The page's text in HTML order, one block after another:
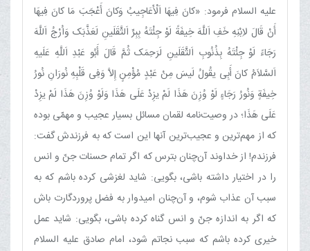
علیه السلام فرمود: «کانَ فِیهَا اَلْأَعَاجِیبُ وَکانَ أَعْجَبَ مَا کانَ فِیهَا
أَنْ قَالَ لاِبْنِهِ خَفِ اَللَّهَ خِیفَةً لَوْ جِئْتَهُ بِبِرِّ اَلثَّقَلَینِ لَعَذَّبَک وَاُرْجُ اَللَّهَ
رَجَاءً لَوْ جِئْتَهُ بِذُنُوبِ اَلثَّقَلَینِ لَرَحِمَک ثُمَّ قَالَ أَبُو عَبْدِ اَللَّهِ عَلَیهِ
اَلسَّلاَمُ کانَ أَبِی یقُولُ لَیسَ مِنْ عَبْدٍ مُؤْمِنٍ إِلاَّ وَفِی قَلْبِهِ نُورَانِ نُورُ
خِیفَةٍ وَنُورُ رَجَاءٍ لَوْ وُزِنَ هَذَا لَمْ یزِدْ عَلَی هَذَا وَلَوْ وُزِنَ هَذَا لَمْ یزِدْ
عَلَی هَذَا؛ در وصیت‌نامه لقمان مسائل بسیار عجیب و مهمّی بوده
که از مهم‌ترین و عجیب‌ترین آنها این است که به فرزندش گفت:
فرزندم! از خداوند آن‌چنان بترس که اگر تمام حسنات جنّ و انس
را در اختیار داشته باشی، بگویی: شاید لغزشی کرده باشم که به
سبب آن عذاب شوم، و آن‌چنان امیدوار به فضل پروردگارت باش
که اگر به اندازه جنّ و انس گناه کرده باشی، بگویی: شاید عمل
خیری کرده باشم که سبب نجاتم شود، امام صادق علیه السلام